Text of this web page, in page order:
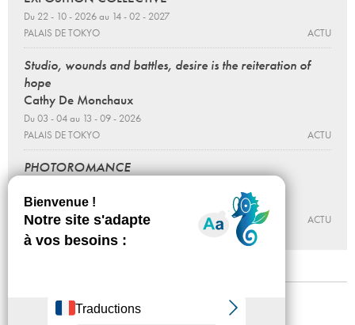
Du 22 - 10 - 2026 au 14 - 02 - 2027
PALAIS DE TOKYO
ACTU
Studio, wounds and battles, desire is the reiteration of
hope
Cathy De Monchaux
Du 03 - 04 au 13 - 09 - 2026
PALAIS DE TOKYO
ACTU
PHOTOROMANCE
Du 22 - 10 - 2026 au 14 - 02 - 2027
PALAIS DE TOKYO
ACTU